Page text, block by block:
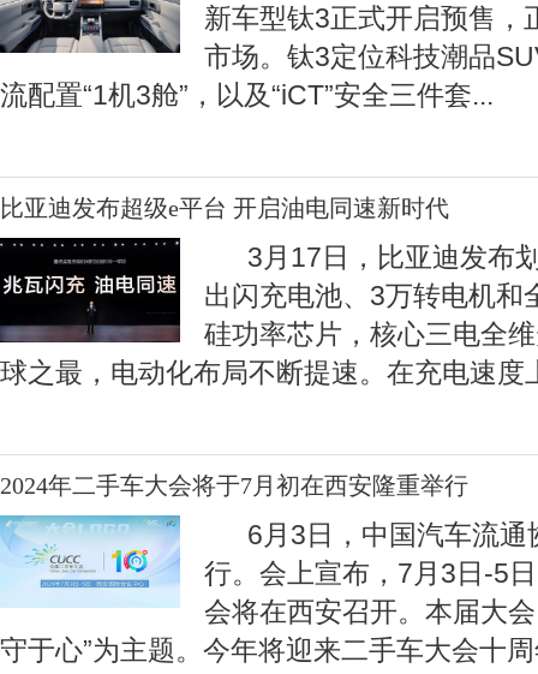
新车型钛3正式开启预售，
市场。钛3定位科技潮品
流配置“1机3舱”，以及“iCT”安全三件套...
比亚迪发布超级e平台 开启油电同速新时代
3月17日，比亚迪发布
出闪充电池、3万转电机和
硅功率芯片，核心三电全
球之最，电动化布局不断提速。在充电速度
2024年二手车大会将于7月初在西安隆重举行
6月3日，中国汽车流通
行。会上宣布，7月3日-5
会将在西安召开。本届大
守于心”为主题。今年将迎来二手车大会十